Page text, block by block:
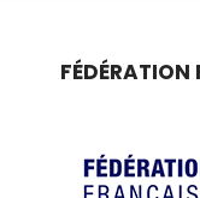
FÉDÉRATION